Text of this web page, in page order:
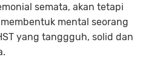
semata, akan tetapi
mental seorang
yang tanggguh, solid dan